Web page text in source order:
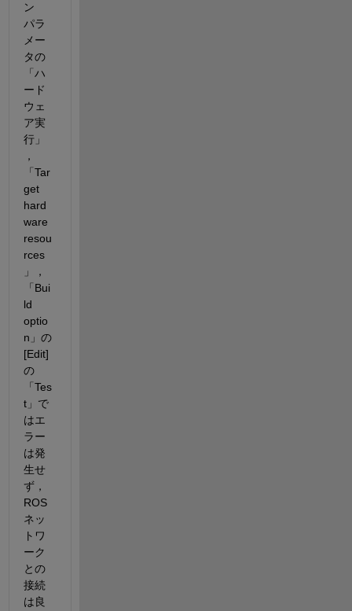
ン
パラ
メー
タの
「ハ
ード
ウェ
ア実
行」
，
「Tar
get
hard
ware
resou
rces
」，
「Bui
ld
optio
n」の
[Edit]
の
「Tes
t」で
はエ
ラー
は発
生せ
ず，
ROS
ネッ
トワ
ーク
との
接続
は良